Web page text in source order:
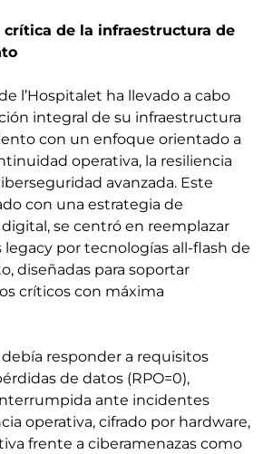
crítica de la infraestructura de
l’Hospitalet ha llevado a cabo
integral de su infraestructura
con un enfoque orientado a
operativa, la resiliencia
avanzada. Este
con una estrategia de
se centró en reemplazar
legacy por tecnologías all-flash de
diseñadas para soportar
críticos con máxima
responder a requisitos
de datos (RPO=0),
ante incidentes
operativa, cifrado por hardware,
frente a ciberamenazas como